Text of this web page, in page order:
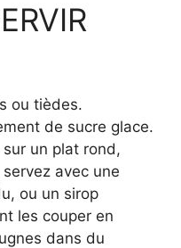
ou tièdes.
de sucre glace.
un plat rond,
avec une
ou un sirop
les couper en
dans du